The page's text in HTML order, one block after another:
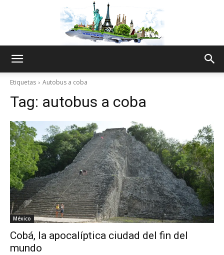
Thru
My
Etiquetas Autobus a coba
Tag: autobus a coba
México
Cobá, la apocalíptica ciudad del fin del
mundo